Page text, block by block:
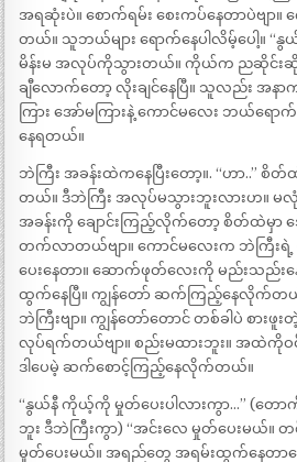
အရဆုံးပဲ။ စောက်ရမ်း စေးကပ်နေတာပဲဗျာ
တယ်။ သူဘယ်များ ရောက်နေပါလိမ့်ပေါ့။ “နွ
မိန်းမ အလုပ်ကိုသွားတယ်။ ကိုယ်က ညဆိုင်းဆို
ချီလောက်တော့ လိုးချင်နေပြီ။ သူလည်း အနာ
ကြား အော်မကြားနဲ့ ကောင်မလေး ဘယ်ရော
နေရတယ်။
ဘဲကြီး အခန်းထဲကနေပြီးတော့။. “ဟာ..” စိ
တယ်။ ဒီဘဲကြီး အလုပ်မသွားဘူးလားဟ။ မလုံမ
အခန်းကို ချောင်းကြည့်လိုက်တော့ စိတ်ထဲမှာ
တက်လာတယ်ဗျာ။ ကောင်မလေးက ဘဲကြီး
ပေးနေတာ။ ဆောက်ဖုတ်လေးကို မည်းသည်း
ထွက်နေပြီ။ ကျွန်တော် ဆက်ကြည့်နေလိုက်
ဘဲကြီးဗျာ။ ကျွန်တော်တောင် တစ်ခါပဲ စား
လုပ်ရက်တယ်ဗျာ။ စည်းမထားဘူး။ အထဲကိုဝင်
ဒါပေမဲ့ ဆက်စောင့်ကြည့်နေလိုက်တယ်။
“နွယ်နီ ကိုယ့်ကို မှုတ်ပေးပါလားကွာ…” (တော
ဘူး ဒီဘဲကြီးကွာ) “အင်းလေ မှုတ်ပေးမယ်။ တ
မှုတ်ပေးမယ်။ အရည်တွေ အရမ်းထွက်နေတာလေ